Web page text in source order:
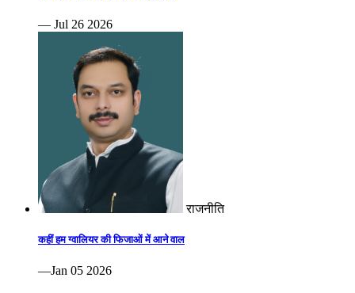
— Jul 26 2026
राजनीति
कहीं हम ग्वालियर की फिजाओं में आने वाल
—Jan 05 2026